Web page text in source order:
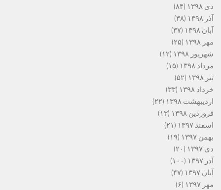
دی ۱۳۹۸
(۸۴)
آذر ۱۳۹۸
(۳۸)
آبان ۱۳۹۸
(۳۷)
مهر ۱۳۹۸
(۲۵)
شهریور ۱۳۹۸
(۱۲)
مرداد ۱۳۹۸
(۱۵)
تیر ۱۳۹۸
(۵۲)
خرداد ۱۳۹۸
(۳۳)
اردیبهشت ۱۳۹۸
(۲۲)
فروردین ۱۳۹۸
(۱۳)
اسفند ۱۳۹۷
(۲۱)
بهمن ۱۳۹۷
(۱۹)
دی ۱۳۹۷
(۲۰)
آذر ۱۳۹۷
(۱۰۰)
آبان ۱۳۹۷
(۴۷)
مهر ۱۳۹۷
(۶)